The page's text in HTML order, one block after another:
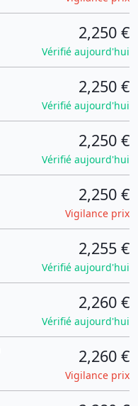
2,250 €
Vérifié aujourd'hui
2,250 €
Vérifié aujourd'hui
2,250 €
Vérifié aujourd'hui
2,250 €
Vigilance prix
2,255 €
Vérifié aujourd'hui
2,260 €
Vérifié aujourd'hui
2,260 €
Vigilance prix